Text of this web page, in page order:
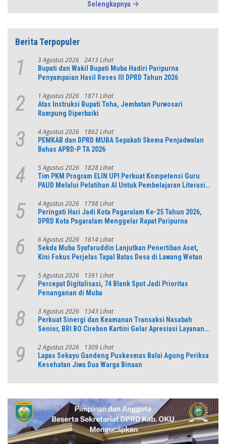
Selengkapnya
Berita Terpopuler
1 3 Agustus 2026 2413 Lihat
Bupati dan Wakil Bupati Muba Hadiri Paripurna
Penyampaian Hasil Reses III DPRD Tahun 2026
2 1 Agustus 2026 1871 Lihat
Atas Instruksi Bupati Toha, Jembatan Purwosari
Rampung Diperbaiki
3 4 Agustus 2026 1862 Lihat
PEMKAB dan DPRD MUBA Sepakati Skema Penjadwalan
Bahas APBD-P TA 2026
4 5 Agustus 2026 1828 Lihat
Tim PKM Program ELIN UPI Perkuat Kompetensi Guru
PAUD Melalui Pelatihan AI Untuk Pembelajaran Literasi
5 4 Agustus 2026 1798 Lihat
Peringati Hari Jadi Kota Pagaralam Ke-25 Tahun 2026,
DPRD Kota Pagaralam Menggelar Rapat Paripurna
6 6 Agustus 2026 1614 Lihat
Sekda Muba Syafaruddin Lanjutkan Penertiban Aset,
Kini Fokus Perjelas Tapal Batas Desa di Lawang Wetan
7 5 Agustus 2026 1391 Lihat
Percepat Digitalisasi, 74 Blank Spot Jadi Prioritas
Penanganan di Muba
8 3 Agustus 2026 1343 Lihat
Perkuat Sinergi dan Keamanan Transaksi Nasabah
Senior, BRI BO Cirebon Kartini Gelar Apresiasi Layanan
9 2 Agustus 2026 1309 Lihat
Lapas Sekayu Gandeng Puskesmas Balai Agung Periksa
Kesehatan Jiwa Dua Warga Binaan